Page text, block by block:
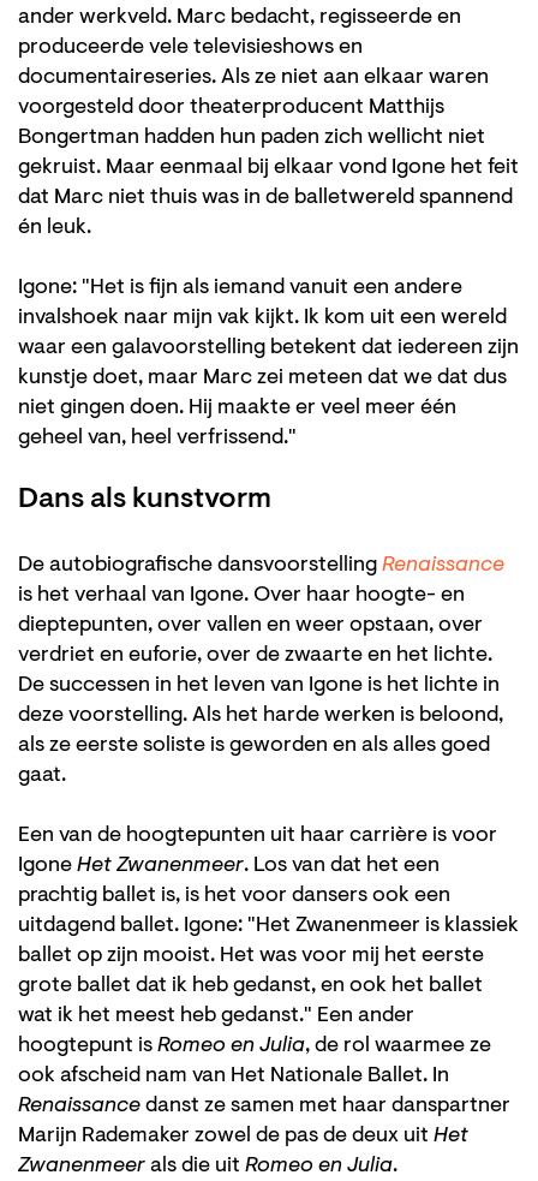
ander werkveld. Marc bedacht, regisseerde en
produceerde vele televisieshows en
documentaireseries. Als ze niet aan elkaar waren
voorgesteld door theaterproducent Matthijs
Bongertman hadden hun paden zich wellicht niet
gekruist. Maar eenmaal bij elkaar vond Igone het feit
dat Marc niet thuis was in de balletwereld spannend
én leuk.
Igone: "Het is fijn als iemand vanuit een andere
invalshoek naar mijn vak kijkt. Ik kom uit een wereld
waar een galavoorstelling betekent dat iedereen zijn
kunstje doet, maar Marc zei meteen dat we dat dus
niet gingen doen. Hij maakte er veel meer één
geheel van, heel verfrissend."
Dans als kunstvorm
De autobiografische dansvoorstelling Renaissance
is het verhaal van Igone. Over haar hoogte- en
dieptepunten, over vallen en weer opstaan, over
verdriet en euforie, over de zwaarte en het lichte.
De successen in het leven van Igone is het lichte in
deze voorstelling. Als het harde werken is beloond,
als ze eerste soliste is geworden en als alles goed
gaat.
Een van de hoogtepunten uit haar carrière is voor
Igone Het Zwanenmeer. Los van dat het een
prachtig ballet is, is het voor dansers ook een
uitdagend ballet. Igone: "Het Zwanenmeer is klassiek
ballet op zijn mooist. Het was voor mij het eerste
grote ballet dat ik heb gedanst, en ook het ballet
wat ik het meest heb gedanst." Een ander
hoogtepunt is Romeo en Julia, de rol waarmee ze
ook afscheid nam van Het Nationale Ballet. In
Renaissance danst ze samen met haar danspartner
Marijn Rademaker zowel de pas de deux uit Het
Zwanenmeer als die uit Romeo en Julia.
Inzoomen